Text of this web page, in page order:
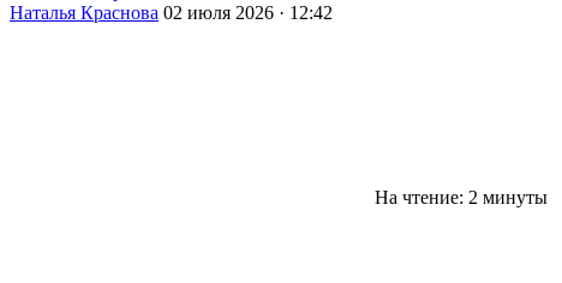
Наталья Краснова 02 июля 2026 · 12:42
На чтение: 2 минуты